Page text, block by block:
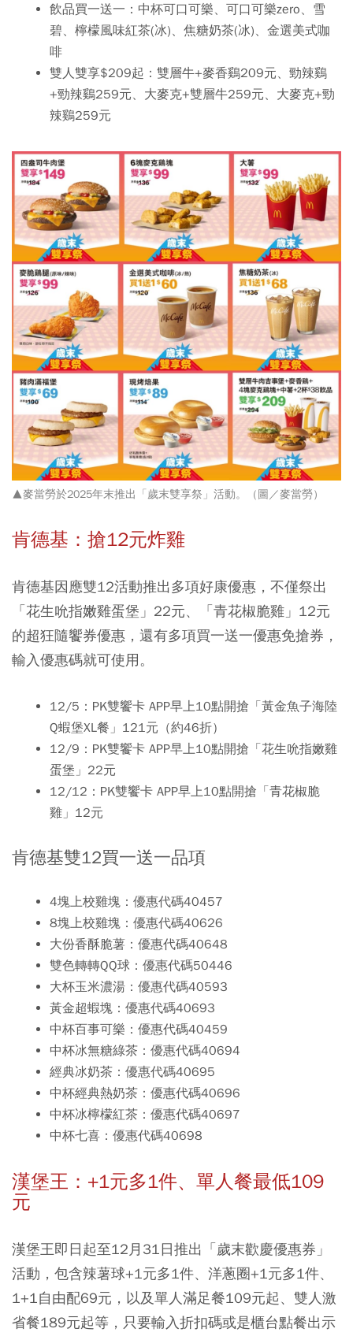
飲品買一送一：中杯可口可樂、可口可樂zero、雪
碧、檸檬風味紅茶(冰)、焦糖奶茶(冰)、金選美式咖
啡
雙人雙享$209起：雙層牛+麥香鷄209元、勁辣鷄
+勁辣鷄259元、大麥克+雙層牛259元、大麥克+勁
辣鷄259元
▲麥當勞於2025年末推出 「歲末雙享祭」活動。（圖／麥當勞）
肯德基：搶12元炸雞
肯德基因應雙12活動推出多項好康優惠，不僅祭出
「花生吮指嫩雞蛋堡」22元、
「青花椒脆雞」12元
的超狂隨饗券優惠，還有多項買一送一優惠免搶券，
輸入優惠碼就可使用。
12/5：PK雙饗卡 APP早上10點開搶 「黃金魚子海陸
Q蝦堡XL餐 」 121元（約46折）
12/9： PK雙饗卡 APP早上10點開搶 「花生吮指嫩雞
蛋堡 」22元
12/12： PK雙饗卡 APP早上10點開搶「青花椒脆
雞」12元
肯德基雙12買一送一品項
4塊上校雞塊：優惠代碼40457
8塊上校雞塊：優惠代碼40626
大份香酥脆薯：優惠代碼40648
雙色轉轉QQ球：優惠代碼50446
大杯玉米濃湯：優惠代碼40593
黃金超蝦塊：優惠代碼40693
中杯百事可樂：優惠代碼40459
中杯冰無糖綠茶：優惠代碼40694
經典冰奶茶：優惠代碼40695
中杯經典熱奶茶：優惠代碼40696
中杯冰檸檬紅茶：優惠代碼40697
中杯七喜：優惠代碼40698
漢堡王：+1元多1件、單人餐最低109
元
漢堡王即日起至12月31日推出「歲末歡慶優惠券」
活動，包含辣薯球+1元多1件、洋蔥圈+1元多1件、
1+1自由配69元，以及單人滿足餐109元起、雙人激
省餐189元起等，只要輸入折扣碼或是櫃台點餐出示